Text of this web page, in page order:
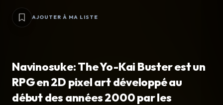
AJOUTER À MA LISTE
Navinosuke: The Yo-Kai Buster est un
RPG en 2D pixel art développé au
début des années 2000 par les